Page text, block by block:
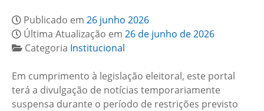
Publicado em 26 junho 2026
Última Atualização em 26 de junho de 2026
Categoria Institucional
Em cumprimento à legislação eleitoral, este portal
terá a divulgação de notícias temporariamente
suspensa durante o período de restrições previsto